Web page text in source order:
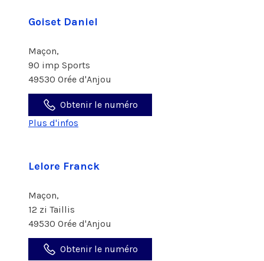
Goiset Daniel
Maçon,
90 imp Sports
49530 Orée d'Anjou
Obtenir le numéro
Plus d'infos
Lelore Franck
Maçon,
12 zi Taillis
49530 Orée d'Anjou
Obtenir le numéro